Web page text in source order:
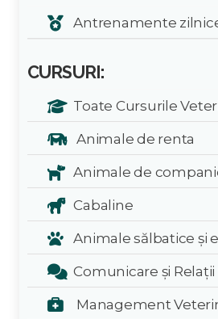
Antrenamente
CURSURI:
Toate Cursurile
Animale de renta
Animale de
Cabaline
Animale sălbatice și
Comunicare și
Management